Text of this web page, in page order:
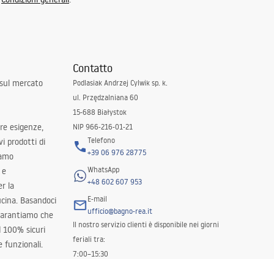
mercato
esigenze,
prodotti di
la
Basandoci
che
sicuri
funzionali.
Contatto
Podlasiak Andrzej Cylwik sp. k.
ul. Przędzalniana 60
15-688 Białystok
NIP 966-216-01-21
Telefono
+39 06 976 28775
WhatsApp
+48 602 607 953
E-mail
ufficio@bagno-rea.it
Il nostro servizio clienti è disponibile nei giorni
feriali tra:
7:00–15:30